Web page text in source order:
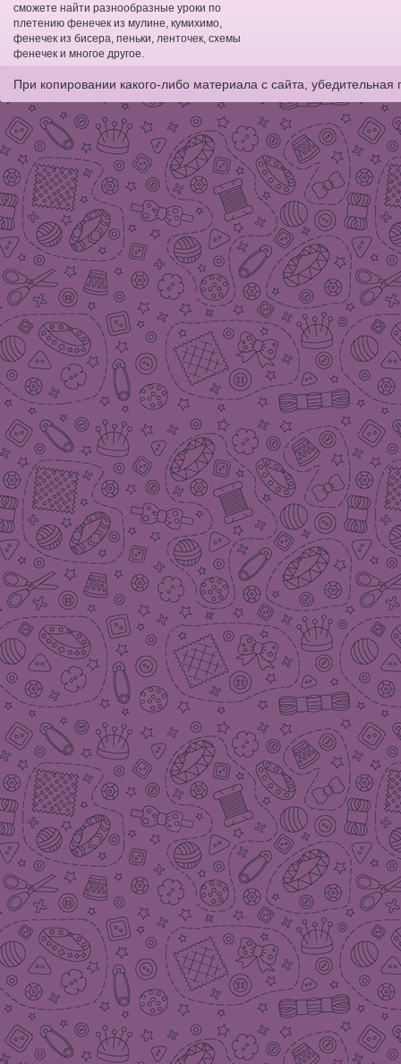
сможете найти разнообразные уроки по
плетению фенечек из мулине, кумихимо,
фенечек из бисера, пеньки, ленточек, схемы
фенечек и многое другое.
При копировании какого-либо материала с сайта,